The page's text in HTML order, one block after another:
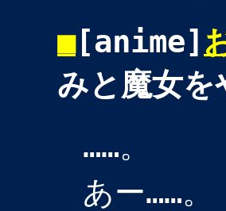
■[anime]
みと魔女を
……。
あー……。